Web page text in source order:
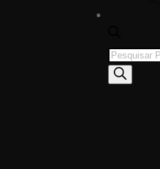
Products
search